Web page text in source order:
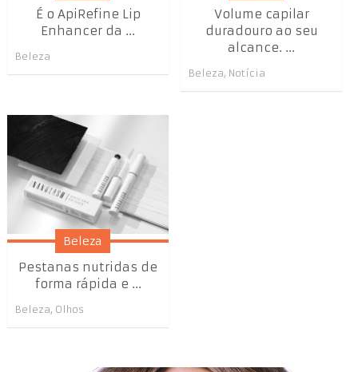
É o ApiRefine Lip
Enhancer da ...
Beleza
Volume capilar
duradouro ao seu
alcance. ...
Beleza, Notícia
Beleza
Pestanas nutridas de
forma rápida e ...
Beleza, Olhos